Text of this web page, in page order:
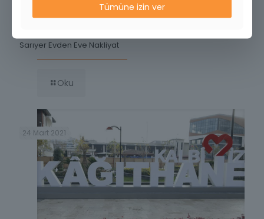
Sarıyer Evden Eve Nakliyat
Oku
24 Mart 2021
Tümüne izin ver